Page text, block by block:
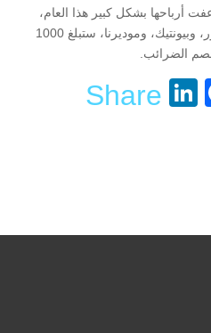
أرباحها بشكل كبير هذا العام،
فإن الأرباح المجمعة لكل من فايزر، وبيونتيك، وموديرنا، ستبلغ 1000
Facebook
LinkedIn
Share